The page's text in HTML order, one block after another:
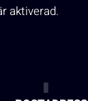
aktiverad.